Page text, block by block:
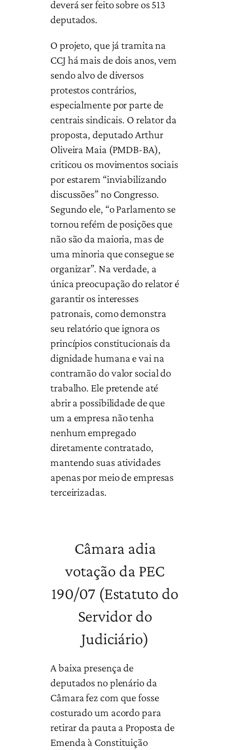
deverá ser feito sobre os 513
deputados.
O projeto, que já tramita na
CCJ há mais de dois anos, vem
sendo alvo de diversos
protestos contrários,
especialmente por parte de
centrais sindicais. O relator da
proposta, deputado Arthur
Oliveira Maia (PMDB-BA),
criticou os movimentos sociais
por estarem “inviabilizando
discussões” no Congresso.
Segundo ele, “o Parlamento se
tornou refém de posições que
não são da maioria, mas de
uma minoria que consegue se
organizar”. Na verdade, a
única preocupação do relator é
garantir os interesses
patronais, como demonstra
seu relatório que ignora os
princípios constitucionais da
dignidade humana e vai na
contramão do valor social do
trabalho. Ele pretende até
abrir a possibilidade de que
um a empresa não tenha
nenhum empregado
diretamente contratado,
mantendo suas atividades
apenas por meio de empresas
terceirizadas.
Câmara adia
votação da PEC
190/07 (Estatuto do
Servidor do
Judiciário)
A baixa presença de
deputados no plenário da
Câmara fez com que fosse
costurado um acordo para
retirar da pauta a Proposta de
Emenda à Constituição